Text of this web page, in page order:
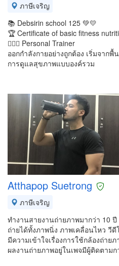
ภาษีเจริญ
📚 Debsirin school 125 💚💛
🏆 Certificate of basic fitness
🏋🏻‍♀️ Personal Trainer
ออกกำลังกายอย่างถูกต้อง เริ่มจาก
การดูแลสุขภาพแบบองค์รวม
Atthapop Suetrong
ภาษีเจริญ
ทำงานสายงานถ่ายภาพมากว่า 10 ปี
ถ่ายได้ทั้งภาพนิ่ง ภาพเคลื่อนไหว วีดี
มีความเข้าใจเรื่องการใช้กล้องถ่าย
ผลงานถ่ายภาพอยู่ในเพจมีผู้ติดตาม